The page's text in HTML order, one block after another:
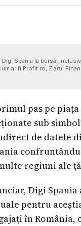
Spania la bursă,
ar fi Profit.ro, Ziarul
manipulare emoțională.
pas pe
sub
de datele
regiuni ale
Digi Spania
pentru
în